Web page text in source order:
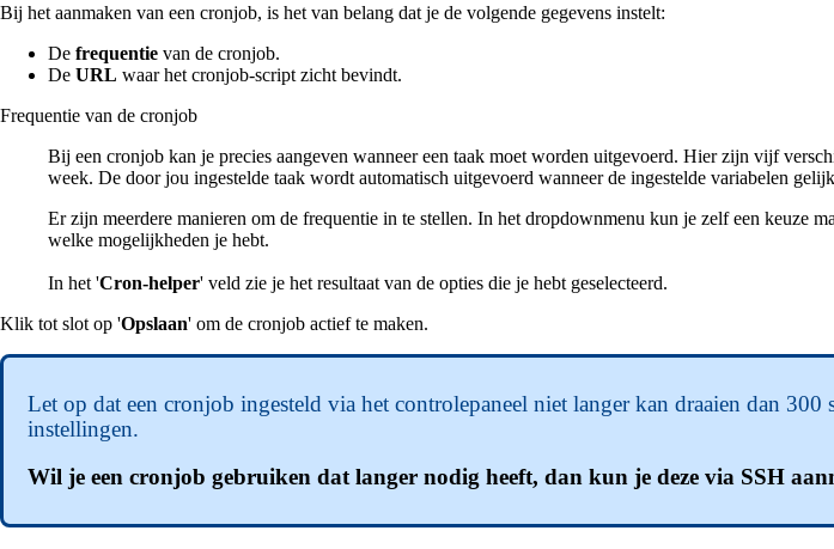
Bij het aanmaken van een cronjob, is het van belang dat je de volgende gegevens instelt:
De frequentie van de cronjob.
De URL waar het cronjob-script zicht bevindt.
Frequentie van de cronjob
Bij een cronjob kan je precies aangeven wanneer een taak moet worden uitgevoerd. Hier zijn vijf
week. De door jou ingestelde taak wordt automatisch uitgevoerd wanneer de ingestelde variabelen
Er zijn meerdere manieren om de frequentie in te stellen. In het dropdownmenu kun je zelf een keuze
welke mogelijkheden je hebt.
In het 'Cron-helper' veld zie je het resultaat van de opties die je hebt geselecteerd.
Klik tot slot op 'Opslaan' om de cronjob actief te maken.
Let op dat een cronjob ingesteld via het controlepaneel niet langer kan draaien dan
instellingen.
Wil je een cronjob gebruiken dat langer nodig heeft, dan kun je deze via SSH